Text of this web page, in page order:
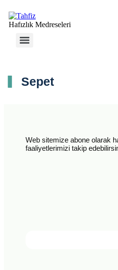
Hafızlık Medreseleri
Sepet
Web sitemize abone olarak
faaliyetlerimizi takip